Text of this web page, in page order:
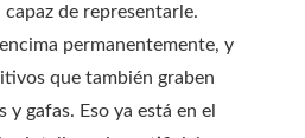
de representarle.
permanentemente, y
que también graben
gafas. Eso ya está en el